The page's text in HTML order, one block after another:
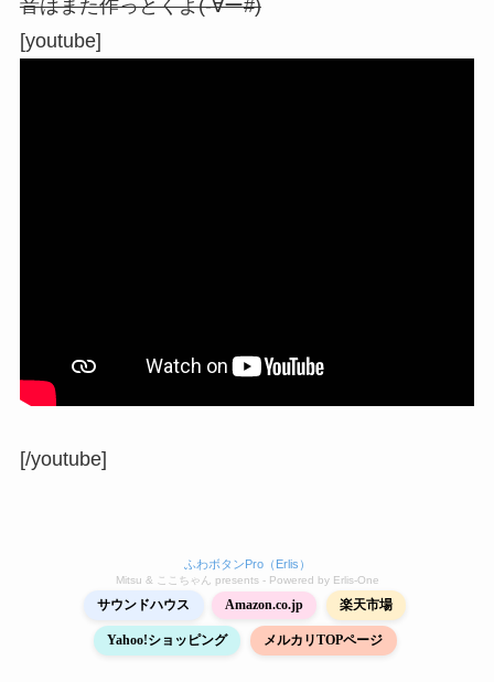
音はまた作っとくよ(-∀ー#)
[youtube]
[/youtube]
ふわボタンPro（Erlis）
Mitsu & ここちゃん presents - Powered by Erlis‑One
サウンドハウス Amazon.co.jp 楽天市場
Yahoo!ショッピング メルカリTOPページ